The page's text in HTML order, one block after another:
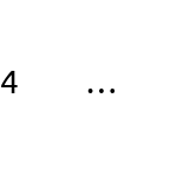
4 …